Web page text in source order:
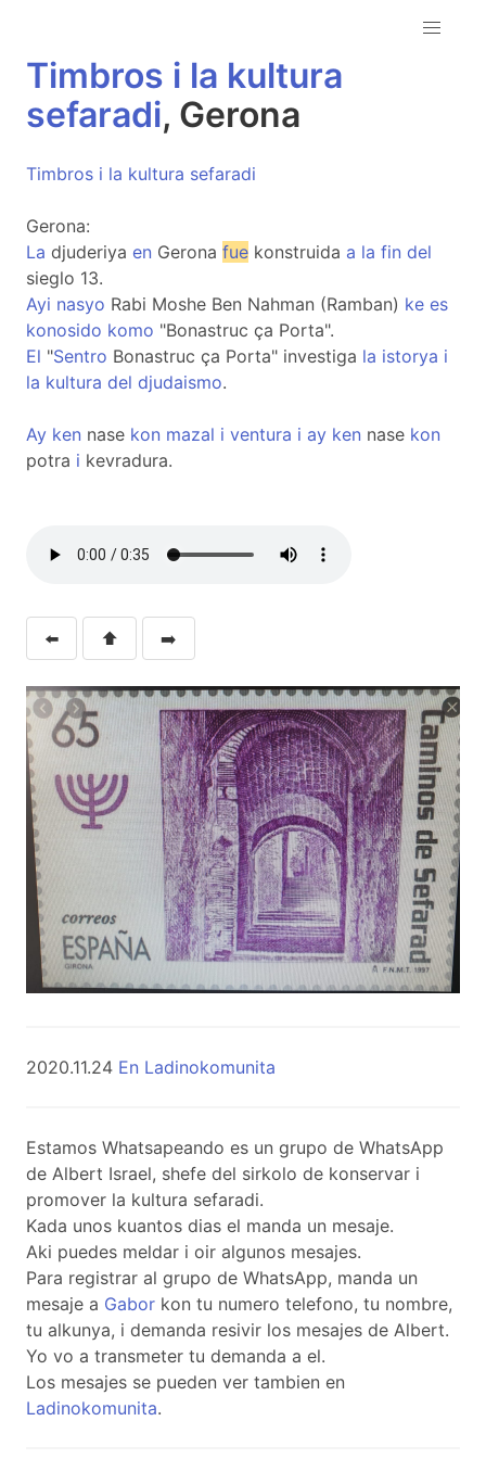
Timbros i la kultura
sefaradi, Gerona
Timbros i la kultura sefaradi
Gerona:
La djuderiya en Gerona fue konstruida a la fin del
sieglo 13.
Ayi nasyo Rabi Moshe Ben Nahman (Ramban) ke es
konosido komo "Bonastruc ça Porta".
El "Sentro Bonastruc ça Porta" investiga la istorya i
la kultura del djudaismo.
Ay ken nase kon mazal i ventura i ay ken nase kon
potra i kevradura.
⬅️ ⬆️ ➡️
2020.11.24 En Ladinokomunita
Estamos Whatsapeando es un grupo de WhatsApp
de Albert Israel, shefe del sirkolo de konservar i
promover la kultura sefaradi.
Kada unos kuantos dias el manda un mesaje.
Aki puedes meldar i oir algunos mesajes.
Para registrar al grupo de WhatsApp, manda un
mesaje a Gabor kon tu numero telefono, tu nombre,
tu alkunya, i demanda resivir los mesajes de Albert.
Yo vo a transmeter tu demanda a el.
Los mesajes se pueden ver tambien en
Ladinokomunita.